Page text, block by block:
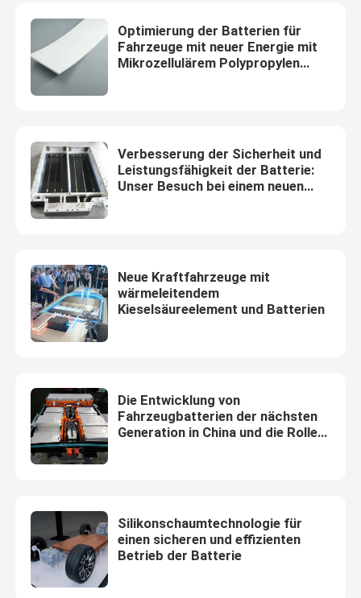
Produkte
Optimierung der Batterien für
Fahrzeuge mit neuer Energie mit
Mikrozellulärem Polypropylen
Verbesserung der Sicherheit und
Leistungsfähigkeit der Batterie:
Unser Besuch bei einem neuen
Neue Kraftfahrzeuge mit
wärmeleitendem
Kieselsäureelement und Batterien
Die Entwicklung von
Fahrzeugbatterien der nächsten
Generation in China und die Rolle
Silikonschaumtechnologie für
einen sicheren und effizienten
Betrieb der Batterie